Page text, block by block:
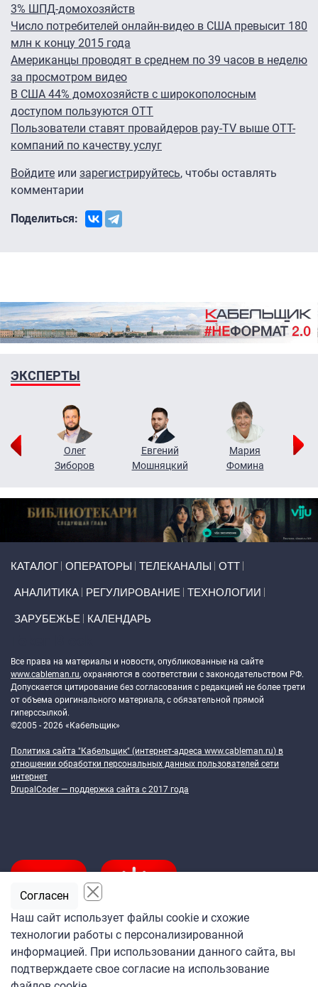
3% ШПД-домохозяйств
Число потребителей онлайн-видео в США превысит 180
млн к концу 2015 года
Американцы проводят в среднем по 39 часов в неделю
за просмотром видео
В США 44% домохозяйств с широкополосным
доступом пользуются ОТТ
Пользователи ставят провайдеров pay-TV выше OTT-
компаний по качеству услуг
Войдите или зарегистрируйтесь, чтобы оставлять
комментарии
Поделиться:
ЭКСПЕРТЫ
Олег
Зиборов
Евгений
Мошняцкий
Мария
Фомина
КАТАЛОГ ОПЕРАТОРЫ ТЕЛЕКАНАЛЫ ОТТ
АНАЛИТИКА РЕГУЛИРОВАНИЕ ТЕХНОЛОГИИ
ЗАРУБЕЖЬЕ КАЛЕНДАРЬ
Все права на материалы и новости, опубликованные на сайте
www.cableman.ru, охраняются в соответствии с законодательством РФ.
Допускается цитирование без согласования с редакцией не более трети
от объема оригинального материала, с обязательной прямой
гиперссылкой.
©2005 - 2026 «Кабельщик»
Политика сайта "Кабельщик" (интернет-адреса www.cableman.ru) в
отношении обработки персональных данных пользователей сети
интернет
DrupalCoder — поддержка сайта c 2017 года
Подпишитесь
на ежедневную рассылку
«Кабельщика»
Наш сайт использует файлы cookie и схожие
технологии работы с персонализированной
информацией. При использовании данного сайта, вы
подтверждаете свое согласие на использование
Согласен